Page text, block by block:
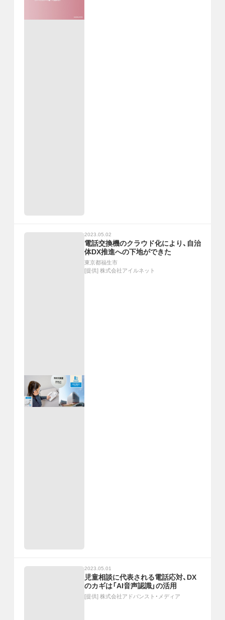
2023.05.02
電話交換機のクラウド化により、自治
体DX推進への下地ができた
東京都福生市
[提供] 株式会社アイルネット
2023.05.01
児童相談に代表される電話応対、DX
のカギは「AI音声認識」の活用
[提供] 株式会社アドバンスト・メディア